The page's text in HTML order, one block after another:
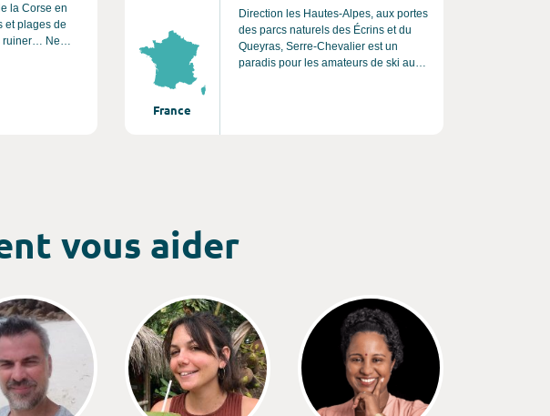
la Corse en
et plages de
ruiner… Ne
France
Direction les Hautes-Alpes, aux portes
des parcs naturels des Écrins et du
Queyras, Serre-Chevalier est un
paradis pour les amateurs de ski au
de s’immerger dans le riche
vous aider